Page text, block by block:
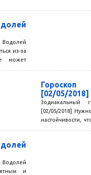
из-за
может
[02/05/2018]
Зодиакальный
[02/05/2018]
настойчивости,
и